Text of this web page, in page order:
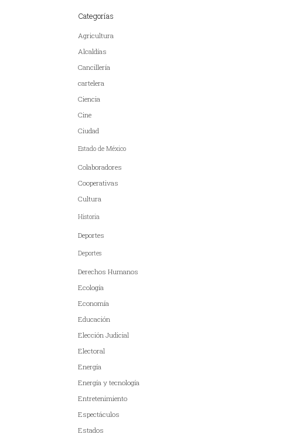
Categorías
Agricultura
Alcaldías
Cancillería
cartelera
Ciencia
Cine
Ciudad
Estado de México
Colaboradores
Cooperativas
Cultura
Historia
Deportes
Deportes
Derechos Humanos
Ecología
Economía
Educación
Elección Judicial
Electoral
Energía
Energía y tecnología
Entretenimiento
Espectáculos
Estados